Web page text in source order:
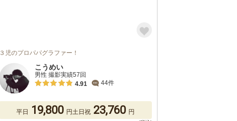
３児のプロパパグラファー！
こうめい
男性 撮影実績57回
4.91
44件
平日 19,800 円土日祝 23,760 円